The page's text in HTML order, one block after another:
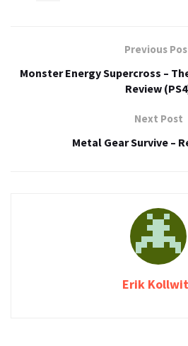
Previous
Monster Energy Supercross –
Review
Next Post
Metal Gear Survive –
Erik